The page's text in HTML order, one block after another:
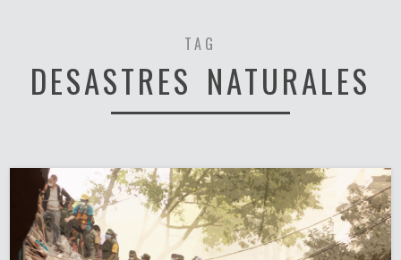
TAG
DESASTRES NATURALES